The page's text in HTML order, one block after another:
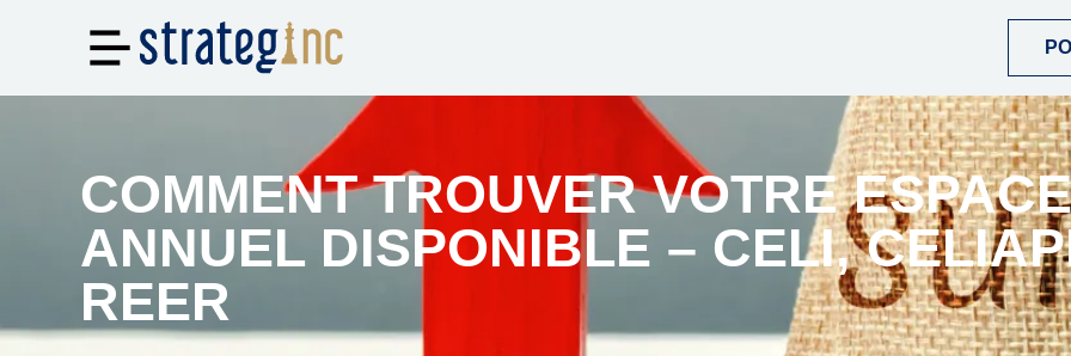
COMMENT TROUVER VOTRE
ANNUEL DISPONIBLE – CELI,
REER